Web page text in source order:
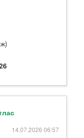
14.07.2026 06:57